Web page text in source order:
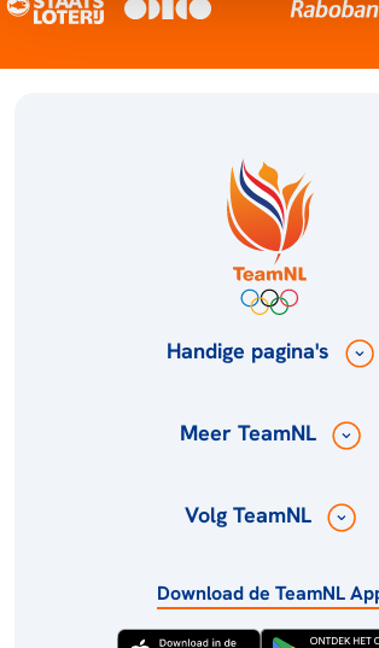
Handige pagina's
Meer TeamNL
Volg TeamNL
Download de TeamNL